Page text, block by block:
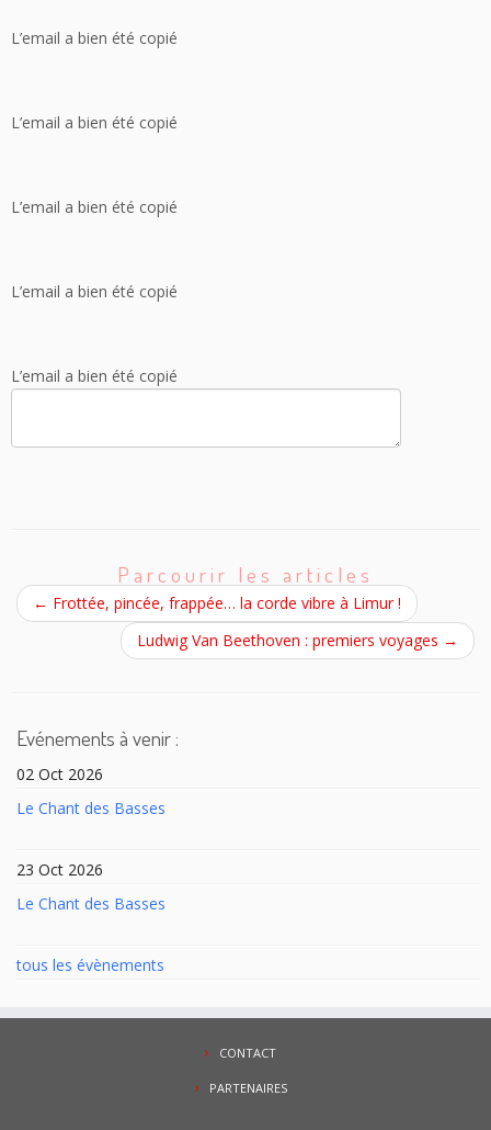
L’email a bien été copié
L’email a bien été copié
L’email a bien été copié
L’email a bien été copié
L’email a bien été copié
Parcourir les articles
← Frottée, pincée, frappée… la corde vibre à Limur !
Ludwig Van Beethoven : premiers voyages →
Evénements à venir :
02 Oct 2026
Le Chant des Basses
23 Oct 2026
Le Chant des Basses
tous les évènements
CONTACT
PARTENAIRES